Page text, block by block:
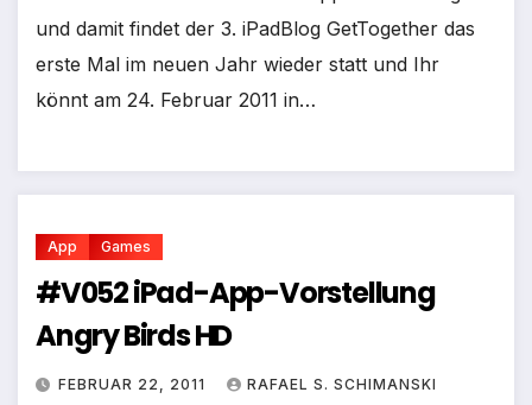
und damit findet der 3. iPadBlog GetTogether das
erste Mal im neuen Jahr wieder statt und Ihr
könnt am 24. Februar 2011 in…
App Games
#V052 iPad-App-Vorstellung
Angry Birds HD
FEBRUAR 22, 2011 RAFAEL S. SCHIMANSKI